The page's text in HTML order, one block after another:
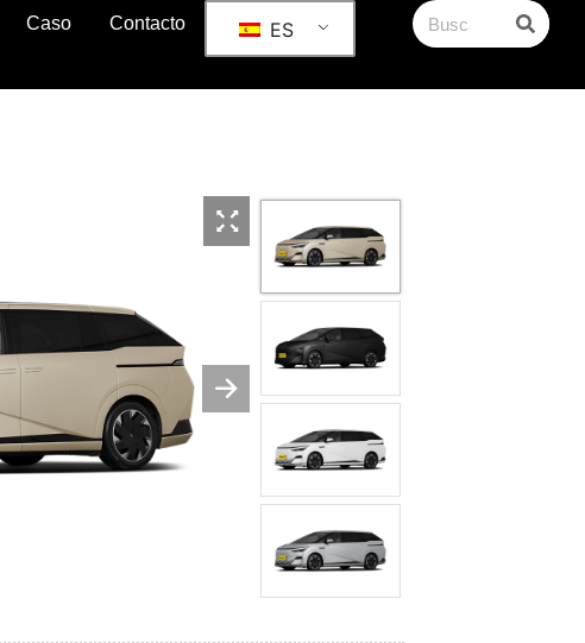
Caso Contacto ES